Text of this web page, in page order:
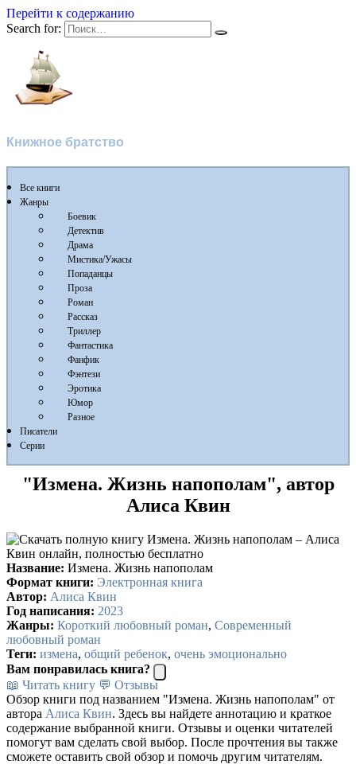
Перейти к содержанию
Search for:
Книжное братство
Все книги
Жанры
Боевик
Детектив
Драма
Мистика/Ужасы
Попаданцы
Проза
Роман
Рассказ
Триллер
Фантастика
Фанфик
Фэнтези
Эротика
Юмор
Разное
Писатели
Серии
"Измена. Жизнь напополам", автор
Алиса Квин
Название: Измена. Жизнь напополам
Формат книги: Электронная книга
Автор: Алиса Квин
Год написания: 2023
Жанры: Короткий любовный роман, Современный
любовный роман
Теги: измена, общий ребенок, очень эмоционально
Вам понравилась книга?
📖 Читать книгу 💬 Отзывы
Обзор книги под названием "Измена. Жизнь напополам" от
автора Алиса Квин. Здесь вы найдете аннотацию и краткое
содержание выбранной книги. Отзывы и оценки читателей
помогут вам сделать свой выбор. После прочтения вы также
сможете оставить свой обзор и помочь другим читателям.